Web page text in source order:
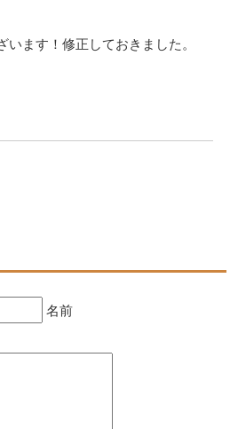
います！修正しておきました。
名前